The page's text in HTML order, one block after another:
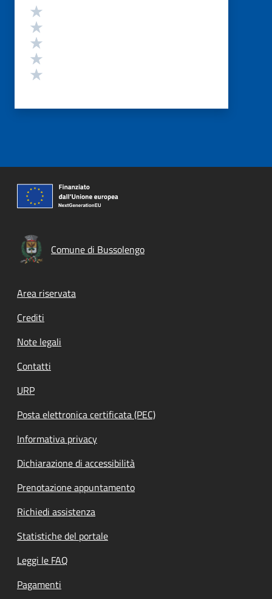
Valutazione
Comune di Bussolengo
Footer menu
Area riservata
Crediti
Note legali
Contatti
URP
Posta elettronica certificata (PEC)
Informativa privacy
Dichiarazione di accessibilità
Prenotazione appuntamento
Richiedi assistenza
Statistiche del portale
Leggi le FAQ
Pagamenti